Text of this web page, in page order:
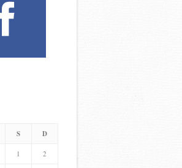
S D
1 2